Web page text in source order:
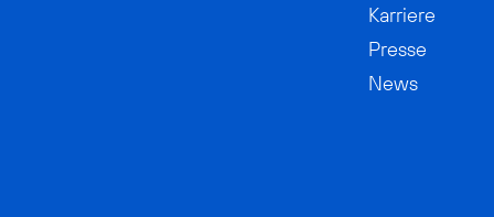
Karriere
Presse
News